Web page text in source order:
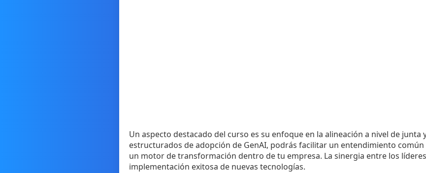
Un aspecto destacado del curso es su enfoque en la alineación a nivel de junta
estructurados de adopción de GenAI, podrás facilitar un entendimiento
un motor de transformación dentro de tu empresa. La sinergia entre los
implementación exitosa de nuevas tecnologías.